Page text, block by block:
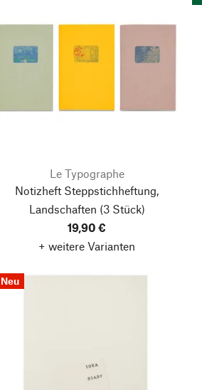
Le Typographe
Notizheft Steppstichheftung,
Landschaften (3 Stück)
19,90 €
+ weitere Varianten
Neu